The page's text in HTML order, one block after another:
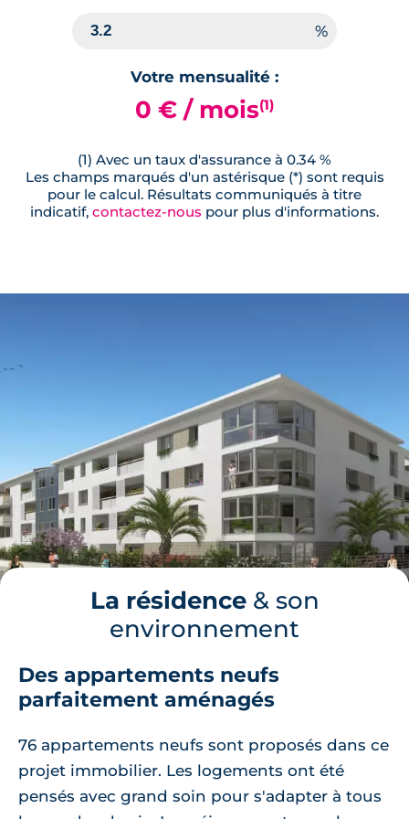
Votre mensualité :
0 € / mois(1)
(1) Avec un taux d'assurance à 0.34 %
Les champs marqués d'un astérisque (*) sont requis
pour le calcul. Résultats communiqués à titre
indicatif, contactez-nous pour plus d'informations.
La résidence& son
environnement
Des appartements neufs
parfaitement aménagés
76 appartements neufs sont proposés dans ce
projet immobilier. Les logements ont été
pensés avec grand soin pour s'adapter à tous